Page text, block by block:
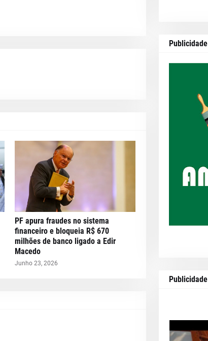
PF apura fraudes no sistema
financeiro e bloqueia R$ 670
milhões de banco ligado a Edir
Macedo
Junho 23, 2026
Publicidade
Publicidade